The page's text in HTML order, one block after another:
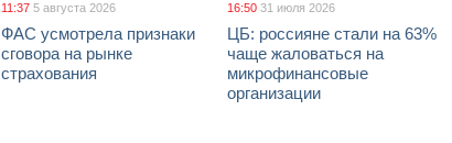
11:37 5 августа 2026
ФАС усмотрела признаки
сговора на рынке
страхования
16:50 31 июля 2026
ЦБ: россияне стали на 63%
чаще жаловаться на
микрофинансовые
организации